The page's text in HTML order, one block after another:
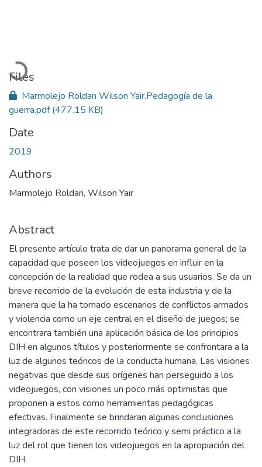
Loading...
Files
Marmolejo Roldan Wilson Yair.Pedagogía de la
guerra.pdf(477.15 KB)
Date
2019
Authors
Marmolejo Roldan, Wilson Yair
Abstract
El presente artículo trata de dar un panorama general de la
capacidad que poseen los videojuegos en influir en la
concepción de la realidad que rodea a sus usuarios. Se da un
breve recorrido de la evolución de esta industria y de la
manera que la ha tomado escenarios de conflictos armados
y violencia como un eje central en el diseño de juegos; se
encontrara también una aplicación básica de los principios
DIH en algunos títulos y posteriormente se confrontara a la
luz de algunos teóricos de la conducta humana. Las visiones
negativas que desde sus orígenes han perseguido a los
videojuegos, con visiones un poco más optimistas que
proponen a estos como herramientas pedagógicas
efectivas. Finalmente se brindaran algunas conclusiones
integradoras de este recorrido teórico y semi práctico a la
luz del rol que tienen los videojuegos en la apropiación del
DIH.